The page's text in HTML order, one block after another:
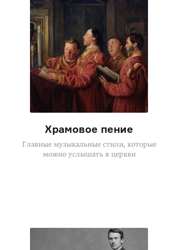
Храмовое пение
Главные музыкальные стили, которые
можно услышать в церкви